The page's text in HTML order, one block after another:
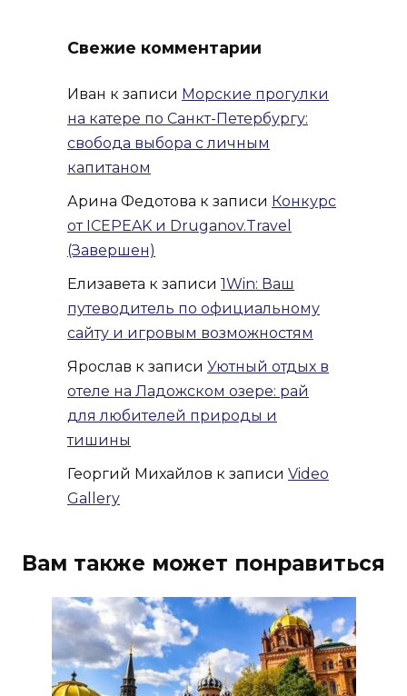
Свежие комментарии
Иван к записи Морские прогулки
на катере по Санкт-Петербургу:
свобода выбора с личным
капитаном
Арина Федотова к записи Конкурс
от ICEPEAK и Druganov.Travel
(Завершен)
Елизавета к записи 1Win: Ваш
путеводитель по официальному
сайту и игровым возможностям
Ярослав к записи Уютный отдых в
отеле на Ладожском озере: рай
для любителей природы и
тишины
Георгий Михайлов к записи Video
Gallery
Вам также может понравиться